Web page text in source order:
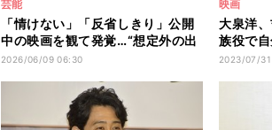
芸能
「情けない」「反省しきり」公開
中の映画を観て発覚…“想定外の出
来事”を笠井信輔アナが告白
2026/06/09 06:30
映画
大泉洋
族役で
い何が
2023/07/